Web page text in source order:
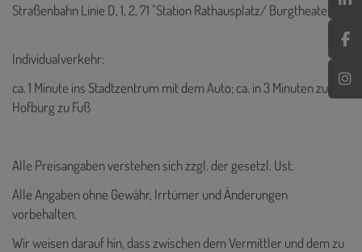
Straßenbahn Linie D, 1, 2, 71 "Station Rathausplatz/ Burgtheater"
Individualverkehr:
ca. 1 Minute ins Stadtzentrum mit dem Auto; ca. in 3 Minuten zur
Hofburg zu Fuß
Alle Preisangaben verstehen sich zzgl. der gesetzl. Ust.
Alle Angaben ohne Gewähr, Irrtümer und Änderungen
vorbehalten.
Wir weisen darauf hin, dass zwischen dem Vermittler und dem zu